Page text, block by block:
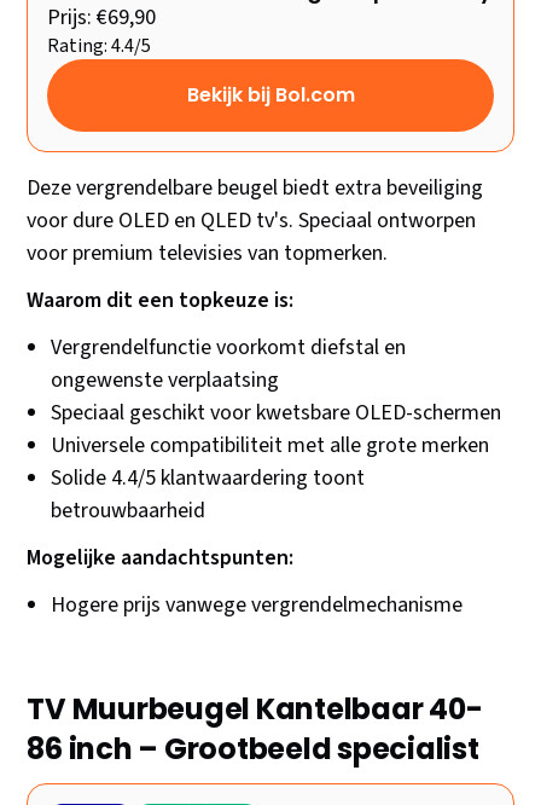
Prijs: €69,90
Rating: 4.4/5
Bekijk bij Bol.com
Deze vergrendelbare beugel biedt extra beveiliging
voor dure OLED en QLED tv's. Speciaal ontworpen
voor premium televisies van topmerken.
Waarom dit een topkeuze is:
Vergrendelfunctie voorkomt diefstal en
ongewenste verplaatsing
Speciaal geschikt voor kwetsbare OLED-schermen
Universele compatibiliteit met alle grote merken
Solide 4.4/5 klantwaardering toont
betrouwbaarheid
Mogelijke aandachtspunten:
Hogere prijs vanwege vergrendelmechanisme
TV Muurbeugel Kantelbaar 40-
86 inch – Grootbeeld specialist